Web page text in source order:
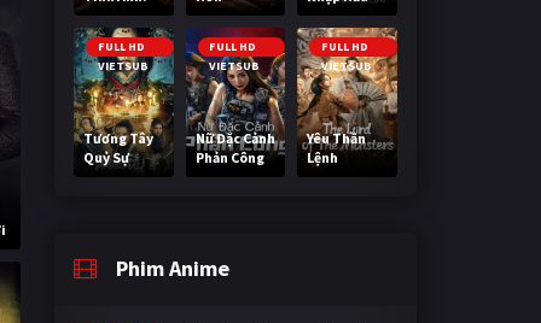
Nguy Cơ
Nano
FULL HD
VIETSUB
Tương Tây
Quỷ Sự
FULL HD
VIETSUB
Nữ Đặc Cảnh
Phản Công
FULL HD
VIETSUB
Yêu Thần
Lệnh
Phim Anime